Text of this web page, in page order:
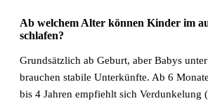
Ab welchem Alter können Kinder im
schlafen?
Grundsätzlich ab Geburt, aber Babys
brauchen stabile Unterkünfte. Ab 6
bis 4 Jahren empfiehlt sich Verdunkelung